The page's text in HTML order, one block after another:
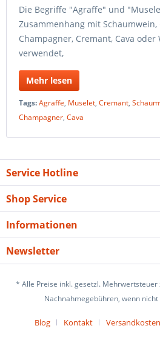
Die Begriffe "Agraffe" und
Zusammenhang mit
Champagner, Cremant, Cava oder
verwendet,
Mehr lesen
Tags:Agraffe, Muselet, Cremant,
Champagner, Cava
Service Hotline
Shop Service
Informationen
Newsletter
* Alle Preise inkl. gesetzl. Mehrwertsteuer
Nachnahmegebühren, wenn
Blog Kontakt Versandkosten